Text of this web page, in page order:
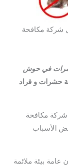
شركة مكافحة
حشرات في حوش
حشرات و قراد
شركة مكافحة
الأسباب
عامة بيئة ملائمة